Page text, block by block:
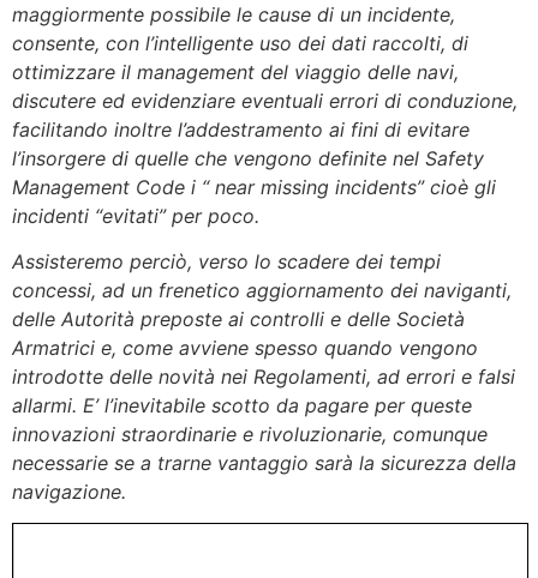
maggiormente possibile le cause di un incidente,
consente, con l’intelligente uso dei dati raccolti, di
ottimizzare il management del viaggio delle navi,
discutere ed evidenziare eventuali errori di conduzione,
facilitando inoltre l’addestramento ai fini di evitare
l’insorgere di quelle che vengono definite nel Safety
Management Code i “ near missing incidents” cioè gli
incidenti “evitati” per poco.
Assisteremo perciò, verso lo scadere dei tempi
concessi, ad un frenetico aggiornamento dei naviganti,
delle Autorità preposte ai controlli e delle Società
Armatrici e, come avviene spesso quando vengono
introdotte delle novità nei Regolamenti, ad errori e falsi
allarmi. E’ l’inevitabile scotto da pagare per queste
innovazioni straordinarie e rivoluzionarie, comunque
necessarie se a trarne vantaggio sarà la sicurezza della
navigazione.